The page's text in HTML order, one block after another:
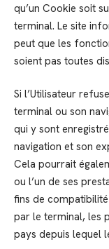
qu’un Cookie soit
terminal. Le site
peut que les
soient pas toutes
Si l’Utilisateur
terminal ou son
qui y sont
navigation et son
Cela pourrait
ou l’un de ses
fins de
par le terminal, les
pays depuis lequel